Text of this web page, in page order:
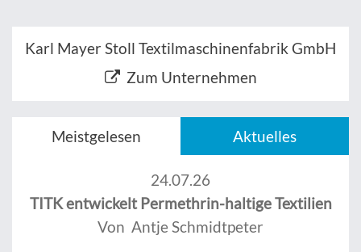
Karl Mayer Stoll Textilmaschinenfabrik GmbH
Zum Unternehmen
Meistgelesen Aktuelles
24.07.26
TITK entwickelt Permethrin-haltige Textilien
Von Antje Schmidtpeter